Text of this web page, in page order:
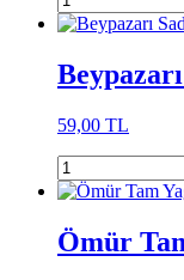
59,00 TL
Ömür